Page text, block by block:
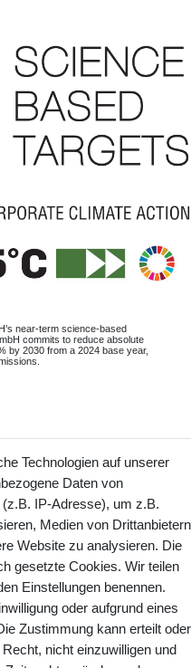
near-term science-based
commits to reduce absolute
by 2030 from a 2024 base year,
Kontakt
Instagram
Technologien auf unserer
Daten von
IP-Adresse), um z.B.
Medien von Drittanbietern
Website zu analysieren. Die
gesetzte Cookies. Wir teilen
Einstellungen benennen.
oder aufgrund eines
Zustimmung kann erteilt oder
nicht einzuwilligen und